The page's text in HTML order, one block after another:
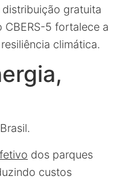
gratuita
5 fortalece a
climática.
dos parques
custos